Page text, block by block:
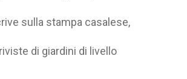
sulla stampa casalese,
di giardini di livello